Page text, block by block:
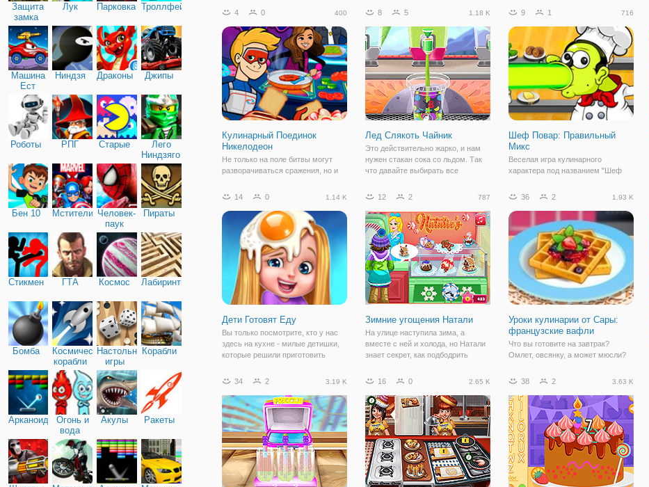
Защита
замка
Лук Парковка Троллфейс
Машина
Ест
Машину
Ниндзя Драконы Джипы
Роботы РПГ Старые
Лего
Ниндзяго
Бен 10 Мстители Человек-
паук
Пираты
Стикмен ГТА Космос Лабиринты
Бомба
Космические
корабли
Настольные
игры
Корабли
Арканоид
Огонь и
вода
Акулы Ракеты
ошибаетесь, Сара снова
вам о новом рецепте, который она
недавно опробовала. Кексы любят
практически все,
устроилась в новую кофейню
сделать ее трудовые будни
веселее и проще. В
Это простая игра для взрослых и
аркады. Здесь вы встретите таких
знакомых персонажей
мультсериалов, как
4 0 400
Кулинарный Поединок
Никелодеон
Не только на поле битвы могут
разворачиваться сражения, но и
онлайн игре "Кулинарный
увлекательная и красочная
аркада, представленная в
мультяшной графике, в
8 5 1.18 K
Лед Слякоть Чайник
Это действительно жарко, и нам
нужен стакан сока со льдом. Так
что давайте выбирать все
вкусного сока с собственного
9 1 716
Шеф Повар: Правильный
Микс
Веселая игра кулинарного
характера под названием "Шеф
отличное подтверждение того, что
сочетать ингредиенты. Ведь даже
незначительный пучок зелени
может как придать
14 0 1.14 K
Дети Готовят Еду
Вы только посмотрите, кто у нас
здесь на кухне - милые детишки,
которые решили приготовить
поможем детям на кухне и
будет очень забавно, а вы еще
узнаете
12 2 787
Зимние угощения Натали
На улице наступила зима, а
вместе с ней и холода, но Натали
знает секрет, как подбодрить
сердца. В онлайн игре "Зимние
компанию девушке и вместе с ней
будете
36 2 1.93 K
Уроки кулинарии от Сары:
французские вафли
Что вы готовите на завтрак?
Омлет, овсянку, а может мюсли?
классических завтраков, но если
самого утра или в любой другой
день, то можно научиться готовить
34 2 3.19 K 16 0 2.65 K 38 2 3.63 K